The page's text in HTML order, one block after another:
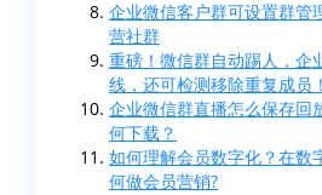
企业微信客户群可设置群管
营社群
重磅！微信群自动踢人，企
线，还可检测移除重复成员！
企业微信群直播怎么保存回
何下载？
如何理解会员数字化？在数
何做会员营销?